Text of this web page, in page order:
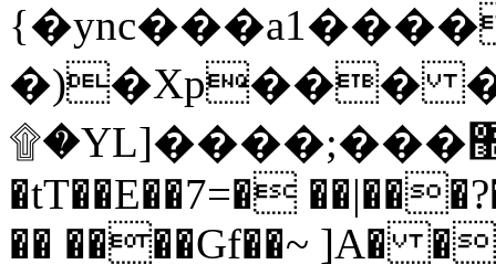
�)�Xp���
۩�YL]����;���׿�޽������+��k��o���O�Zt�6�[a��v_r;�b�f���==
�tT��E��7=�
�� ����Gf��~ ]A�